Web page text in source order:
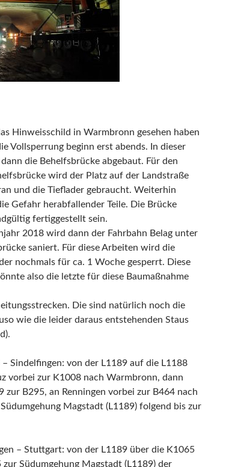
Hinweisschild in Warmbronn gesehen haben
Vollsperrung beginn erst abends. In dieser
die Behelfsbrücke abgebaut. Für den
wird der Platz auf der Landstraße
und die Tieflader gebraucht. Weiterhin
Gefahr herabfallender Teile. Die Brücke
fertiggestellt sein.
2018 wird dann der Fahrbahn Belag unter
saniert. Für diese Arbeiten wird die
nochmals für ca. 1 Woche gesperrt. Diese
also die letzte für diese Baumaßnahme
Die sind natürlich noch die
wie die leider daraus entstehenden Staus
Sindelfingen: von der L1189 auf die L1188
vorbei zur K1008 nach Warmbronn, dann
zur B295, an Renningen vorbei zur B464 nach
Magstadt (L1189) folgend bis zur
– Stuttgart: von der L1189 über die K1065
zur Südumgehung Magstadt (L1189) der